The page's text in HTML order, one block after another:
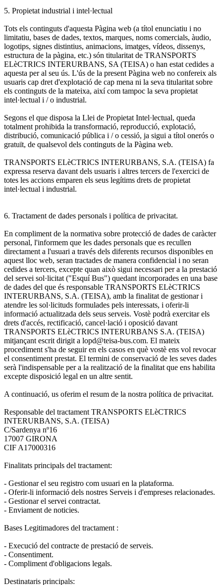
5. Propietat industrial i intel·lectual
Tots els continguts d'aquesta Pàgina web (a títol enunciatiu i no
limitatiu, bases de dades, textos, marques, noms comercials, àudio,
logotips, signes distintius, animacions, imatges, vídeos, dissenys,
estructura de la pàgina, etc.) són titularitat de TRANSPORTS
ELèCTRICS INTERURBANS, SA (TEISA) o han estat cedides a
aquesta per al seu ús. L'ús de la present Pàgina web no confereix als
usuaris cap dret d'explotació de cap mena ni la seva titularitat sobre
els continguts de la mateixa, així com tampoc la seva propietat
intel·lectual i / o industrial.
Segons el que disposa la Llei de Propietat Intel·lectual, queda
totalment prohibida la transformació, reproducció, explotació,
distribució, comunicació pública i / o cessió, ja sigui a títol onerós o
gratuït, de qualsevol dels continguts de la Pàgina web.
TRANSPORTS ELèCTRICS INTERURBANS, S.A. (TEISA) fa
expressa reserva davant dels usuaris i altres tercers de l'exercici de
totes les accions emparen els seus legítims drets de propietat
intel·lectual i industrial.
6. Tractament de dades personals i política de privacitat.
En compliment de la normativa sobre protecció de dades de caràcter
personal, l'informem que les dades personals que es recullen
directament a l'usuari a través dels diferents recursos disponibles en
aquest lloc web, seran tractades de manera confidencial i no seran
cedides a tercers, excepte quan això sigui necessari per a la prestació
del servei sol·licitat ("Esquí Bus") quedant incorporades en una base
de dades del que és responsable TRANSPORTS ELèCTRICS
INTERURBANS, S.A. (TEISA), amb la finalitat de gestionar i
atendre les sol·licituds formulades pels interessats, i oferir-li
informació actualitzada dels seus serveis. Vostè podrà exercitar els
drets d'accés, rectificació, cancel·lació i oposició davant
TRANSPORTS ELèCTRICS INTERURBANS S.A. (TEISA)
mitjançant escrit dirigit a lopd@teisa-bus.com. El mateix
procediment s'ha de seguir en els casos en què vostè ens vol revocar
el consentiment prestat. El termini de conservació de les seves dades
serà l'indispensable per a la realització de la finalitat que ens habilita
excepte disposició legal en un altre sentit.
A continuació, us oferim el resum de la nostra política de privacitat.
Responsable del tractament TRANSPORTS ELèCTRICS
INTERURBANS, S.A. (TEISA)
C/Sardenya nº16
17007 GIRONA
CIF A17000316
Finalitats principals del tractament:
- Gestionar el seu registro com usuari en la plataforma.
- Oferir-li informació dels nostres Serveis i d'empreses relacionades.
- Gestionar el servei contractat.
- Enviament de noticies.
Bases Legitimadores del tractament :
- Execució del contracte de prestació de serveis.
- Consentiment.
- Compliment d'obligacions legals.
Destinataris principals: